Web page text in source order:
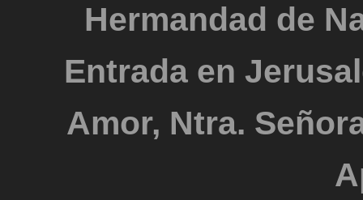
Hermandad de
Entrada en
Amor, Ntra.